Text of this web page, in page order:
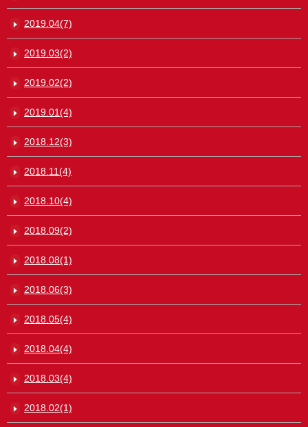
2019.04(7)
2019.03(2)
2019.02(2)
2019.01(4)
2018.12(3)
2018.11(4)
2018.10(4)
2018.09(2)
2018.08(1)
2018.06(3)
2018.05(4)
2018.04(4)
2018.03(4)
2018.02(1)